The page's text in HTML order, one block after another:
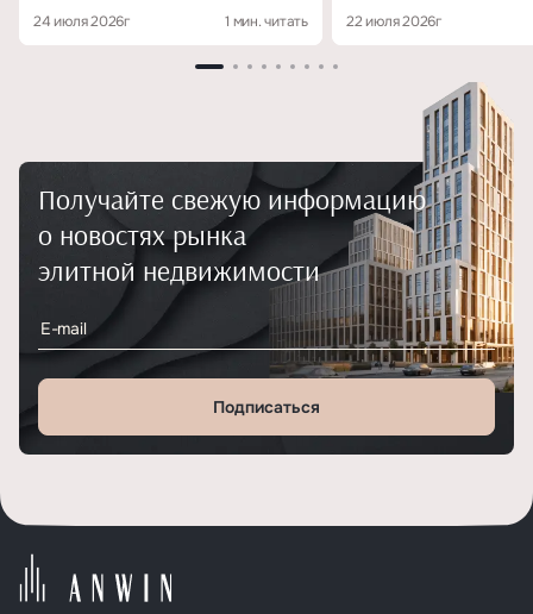
24 июля 2026г 1 мин. читать
переоформить
государственных реестрах.
Разберём, что делать
ключей от квартиры и
желательно решить в
22 июля 2026г
Получайте свежую информацию
о новостях рынка
элитной недвижимости
Подписаться